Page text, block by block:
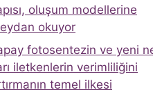
oluşum modellerine
okuyor
fotosentezin ve yeni
iletkenlerin verimliliğini
temel ilkesi